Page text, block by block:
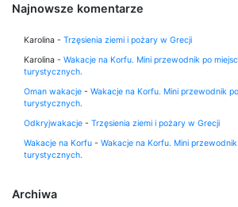
Najnowsze komentarze
Karolina - Trzęsienia ziemi i pożary w Grecji
Karolina - Wakacje na Korfu. Mini przewodnik po
turystycznych.
Oman wakacje - Wakacje na Korfu. Mini przewodnik
turystycznych.
Odkryjwakacje - Trzęsienia ziemi i pożary w Grecji
Wakacje na Korfu - Wakacje na Korfu. Mini
turystycznych.
Archiwa